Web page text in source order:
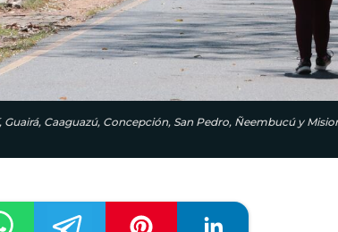
Caaguazú, Concepción, San Pedro, Ñeembucú y